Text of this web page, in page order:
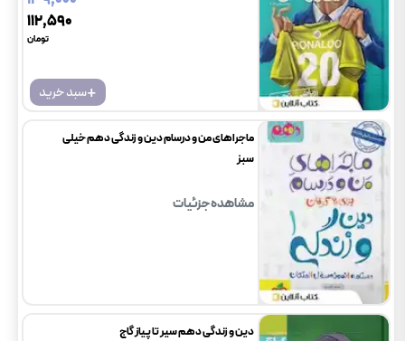
+سبد خرید
۱۱۲٬۵۹۰
تومان
ماجراهای من و درسام دین و زندگی دهم خیلی
سبز
مشاهده جزئیات
دین و زندگی دهم سیر تا پیاز گاج